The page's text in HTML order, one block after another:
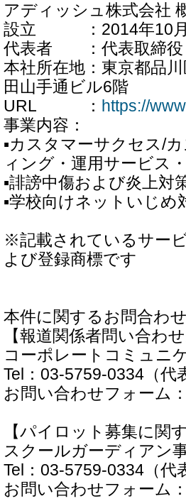
アディッシュ株式会社
設立 ：2014年10月1
代表者 ：代表取締役
本社所在地：東京都品
田山手通ビル6階
URL ： https://
事業内容：
▪カスタマーサクセス/
ィング・運用サービス
▪誹謗中傷および炎上対
▪学校向けネットいじめ
※記載されているサー
よび登録商標です
本件に関するお問合わ
【報道関係者問い合わせ
コーポレートコミュニ
Tel：03-5759-0334（
お問い合わせフォーム：
【パイロット募集に関
スクールガーディアン
Tel：03-5759-0334（
お問い合わせフォーム：